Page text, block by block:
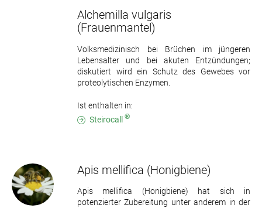
Alchemilla vulgaris
(Frauenmantel)
Volksmedizinisch bei Brüchen im jüngeren
Lebensalter und bei akuten Entzündungen;
diskutiert wird ein Schutz des Gewebes vor
proteolytischen Enzymen.
Ist enthalten in:
Steirocall ®
Apis mellifica (Honigbiene)
Apis mellifica (Honigbiene) hat sich in
potenzierter Zubereitung unter anderem in der